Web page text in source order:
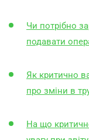
Чи потрібно
подавати
Як критично
про зміни в
На що